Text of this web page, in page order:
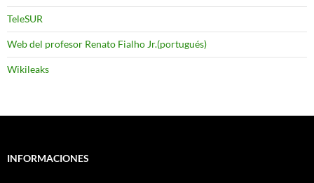
TeleSUR
Web del profesor Renato Fialho Jr.(portugués)
Wikileaks
INFORMACIONES